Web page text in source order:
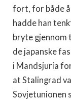
fort, for både
hadde han
bryte gjennom
de japanske
i Mandsjuria
at Stalingrad
Sovjetunionen